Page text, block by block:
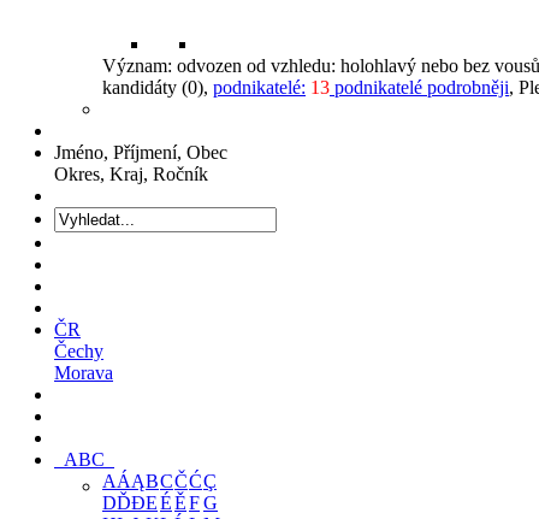
Význam: odvozen od vzhledu: holohlavý nebo bez
kandidáty (0), podnikatelé: 13 podnikatelé podrobněji,
Jméno, Příjmení, Obec
Okres, Kraj, Ročník
ČR
Čechy
Morava
ABC
AÁĄBCČĆÇ
DĎĐEÉĚFG